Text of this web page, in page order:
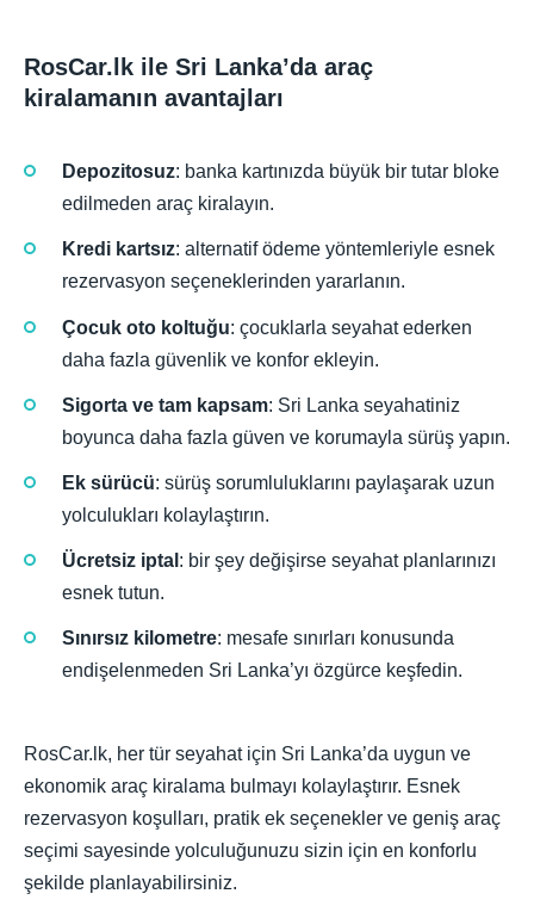
RosCar.lk ile Sri Lanka’da araç
kiralamanın avantajları
Depozitosuz: banka kartınızda büyük bir tutar bloke
edilmeden araç kiralayın.
Kredi kartsız: alternatif ödeme yöntemleriyle esnek
rezervasyon seçeneklerinden yararlanın.
Çocuk oto koltuğu: çocuklarla seyahat ederken
daha fazla güvenlik ve konfor ekleyin.
Sigorta ve tam kapsam: Sri Lanka seyahatiniz
boyunca daha fazla güven ve korumayla sürüş yapın.
Ek sürücü: sürüş sorumluluklarını paylaşarak uzun
yolculukları kolaylaştırın.
Ücretsiz iptal : bir şey değişirse seyahat planlarınızı
esnek tutun.
Sınırsız kilometre: mesafe sınırları konusunda
endişelenmeden Sri Lanka’yı özgürce keşfedin.
RosCar.lk, her tür seyahat için Sri Lanka’da uygun ve
ekonomik araç kiralama bulmayı kolaylaştırır. Esnek
rezervasyon koşulları, pratik ek seçenekler ve geniş araç
seçimi sayesinde yolculuğunuzu sizin için en konforlu
şekilde planlayabilirsiniz.